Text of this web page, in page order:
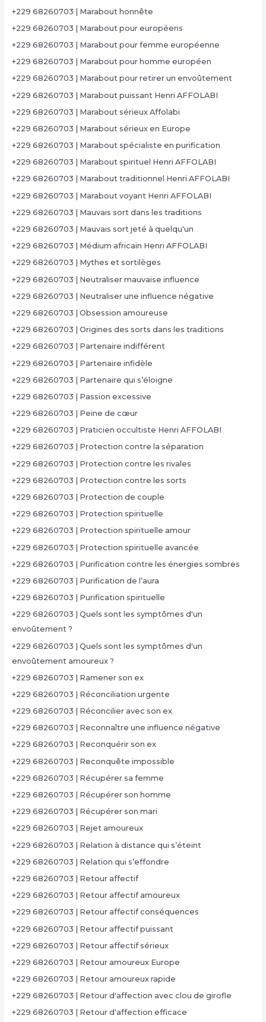
+229 68260703 | Marabout honnête
+229 68260703 | Marabout pour européens
+229 68260703 | Marabout pour femme européenne
+229 68260703 | Marabout pour homme européen
+229 68260703 | Marabout pour retirer un envoûtement
+229 68260703 | Marabout puissant Henri AFFOLABI
+229 68260703 | Marabout sérieux Affolabi
+229 68260703 | Marabout sérieux en Europe
+229 68260703 | Marabout spécialiste en purification
+229 68260703 | Marabout spirituel Henri AFFOLABI
+229 68260703 | Marabout traditionnel Henri AFFOLABI
+229 68260703 | Marabout voyant Henri AFFOLABI
+229 68260703 | Mauvais sort dans les traditions
+229 68260703 | Mauvais sort jeté à quelqu'un
+229 68260703 | Médium africain Henri AFFOLABI
+229 68260703 | Mythes et sortilèges
+229 68260703 | Neutraliser mauvaise influence
+229 68260703 | Neutraliser une influence négative
+229 68260703 | Obsession amoureuse
+229 68260703 | Origines des sorts dans les traditions
+229 68260703 | Partenaire indifférent
+229 68260703 | Partenaire infidèle
+229 68260703 | Partenaire qui s’éloigne
+229 68260703 | Passion excessive
+229 68260703 | Peine de cœur
+229 68260703 | Praticien occultiste Henri AFFOLABI
+229 68260703 | Protection contre la séparation
+229 68260703 | Protection contre les rivales
+229 68260703 | Protection contre les sorts
+229 68260703 | Protection de couple
+229 68260703 | Protection spirituelle
+229 68260703 | Protection spirituelle amour
+229 68260703 | Protection spirituelle avancée
+229 68260703 | Purification contre les énergies sombres
+229 68260703 | Purification de l’aura
+229 68260703 | Purification spirituelle
+229 68260703 | Quels sont les symptômes d'un
envoûtement ?
+229 68260703 | Quels sont les symptômes d'un
envoûtement amoureux ?
+229 68260703 | Ramener son ex
+229 68260703 | Réconciliation urgente
+229 68260703 | Réconcilier avec son ex
+229 68260703 | Reconnaître une influence négative
+229 68260703 | Reconquérir son ex
+229 68260703 | Reconquête impossible
+229 68260703 | Récupérer sa femme
+229 68260703 | Récupérer son homme
+229 68260703 | Récupérer son mari
+229 68260703 | Rejet amoureux
+229 68260703 | Relation à distance qui s’éteint
+229 68260703 | Relation qui s’effondre
+229 68260703 | Retour affectif
+229 68260703 | Retour affectif amoureux
+229 68260703 | Retour affectif conséquences
+229 68260703 | Retour affectif puissant
+229 68260703 | Retour affectif sérieux
+229 68260703 | Retour amoureux Europe
+229 68260703 | Retour amoureux rapide
+229 68260703 | Retour d'affection avec clou de girofle
+229 68260703 | Retour d'affection efficace